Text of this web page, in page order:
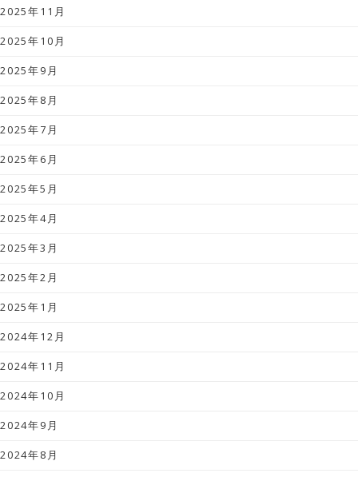
2025年11月
2025年10月
2025年9月
2025年8月
2025年7月
2025年6月
2025年5月
2025年4月
2025年3月
2025年2月
2025年1月
2024年12月
2024年11月
2024年10月
2024年9月
2024年8月